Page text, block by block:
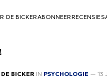
DE BICKERABONNEERRECENSIES
DE BICKER IN PSYCHOLOGIE — 13